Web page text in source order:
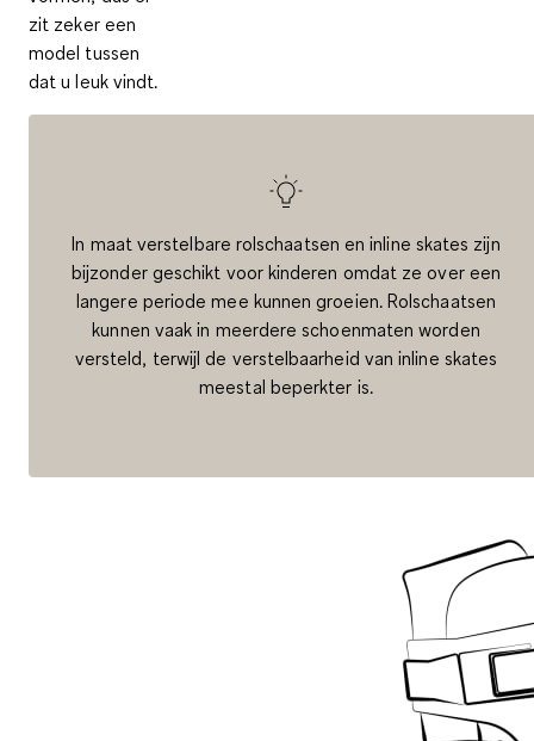
zit zeker een
model tussen
dat u leuk vindt.
In maat verstelbare rolschaatsen en inline skates zijn
bijzonder geschikt voor kinderen omdat ze over een
langere periode mee kunnen groeien. Rolschaatsen
kunnen vaak in meerdere schoenmaten worden
versteld, terwijl de verstelbaarheid van inline skates
meestal beperkter is.